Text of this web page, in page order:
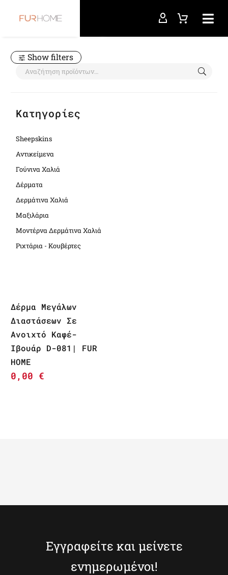
Show filters
Κατηγορίες
Sheepskins
Αντικείμενα
Γούνινα Χαλιά
Δέρματα
Δερμάτινα Χαλιά
Μαξιλάρια
Μοντέρνα Δερμάτινα Χαλιά
Ριχτάρια - Κουβέρτες
Δέρμα Μεγάλων
Διαστάσεων Σε
Ανοιχτό Καφέ-
Ιβουάρ D-081| FUR
HOME
0,00 €
Εγγραφείτε και μείνετε
ενημερωμένοι!